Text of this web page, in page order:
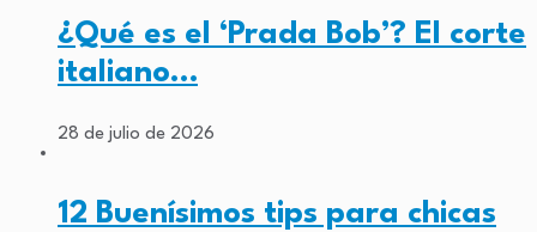
¿Qué es el ‘Prada Bob’? El corte
italiano…
28 de julio de 2026
12 Buenísimos tips para chicas